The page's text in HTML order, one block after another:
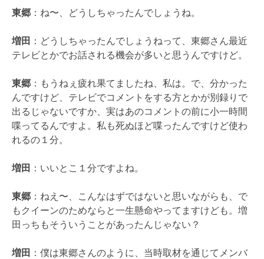
東郷 ：ね〜、どうしちゃったんでしょうね。
増田 ：どうしちゃったんでしょうねって、東郷さん最近
テレビとかでお話される機会が多いと思うんですけど。
東郷 ：もうねぇ疲れ果てましたね、私は。で、分かった
んですけど、テレビでコメントをする方とかが別録りで
出るじゃないですか、実はあのコメントの前に小一時間
喋ってるんですよ。私も死ぬほど喋ったんですけど使わ
れるの１分。
増田 ：いいとこ１分ですよね。
東郷 ：ねえ〜、こんなはずではないと思いながらも、で
もクイーンのためならと一生懸命やってますけども。増
田っちもそういうことがあったんじゃない？
増田 ：僕は東郷さんのように、当時取材を通じてメンバ